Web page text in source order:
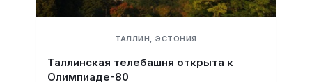
ТАЛЛИН, ЭСТОНИЯ
Таллинская телебашня открыта к
Олимпиаде-80